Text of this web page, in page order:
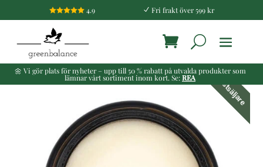
4.9 N Fri frakt över 599 kr
🌼 Vi gör plats för nyheter – upp till 50 % rabatt på utvalda produkter som
lämnar vårt sortiment inom kort. Se:REA Bästsäljare